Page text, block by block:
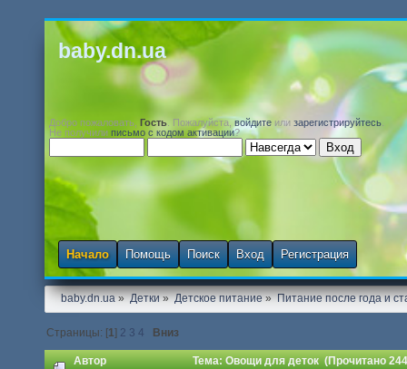
baby.dn.ua
Добро пожаловать, Гость . Пожалуйста,войдите или зарегистрируйтесь
Не получили письмо с кодом активации?
Начало Помощь Поиск Вход Регистрация
baby.dn.ua» Детки» Детское питание» Питание после года и
Страницы: [1] 2 3 4 Вниз
Автор Тема: Овощи для деток (Прочитано